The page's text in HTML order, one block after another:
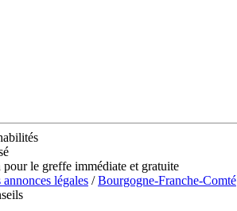
le greffe immédiate et gratuite
légales /Bourgogne-Franche-Comté